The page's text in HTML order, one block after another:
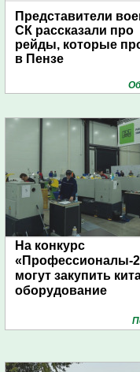
Представители
СК рассказали про
рейды, которые
в Пензе
На конкурс
«Профессионалы-
могут закупить
оборудование